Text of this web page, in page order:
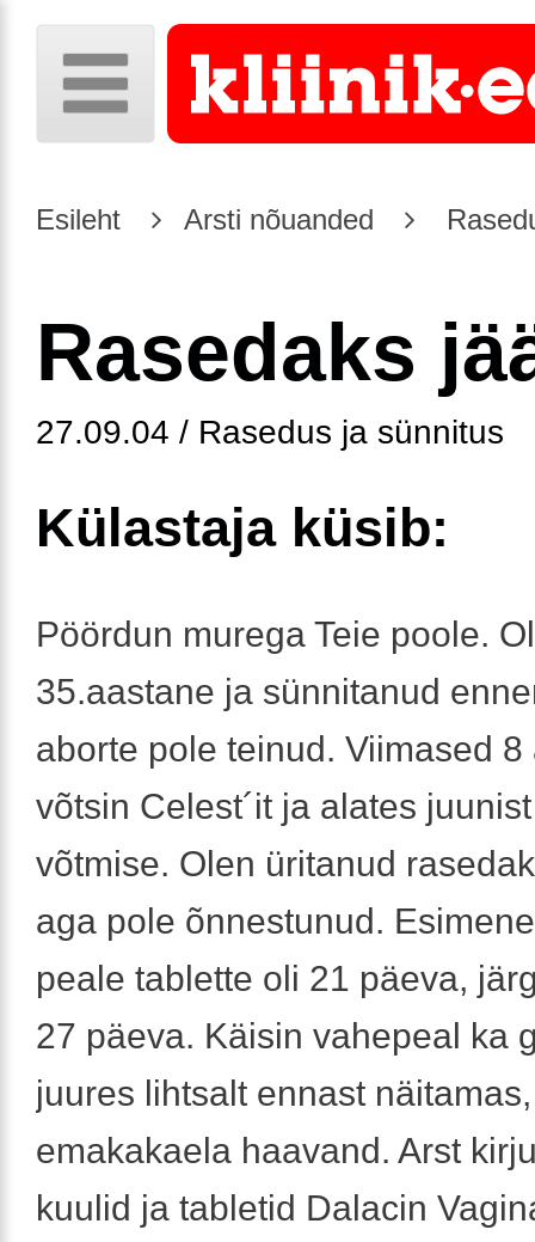
Esileht Arsti nõuanded
Rasedaks
27.09.04 / Rasedus ja sünnitus
Külastaja küsib:
Pöördun murega Teie poole.
35.aastane ja sünnitanud
aborte pole teinud. Viimased 8
võtsin Celest´it ja alates
võtmise. Olen üritanud
aga pole õnnestunud.
peale tablette oli 21 päeva,
27 päeva. Käisin vahepeal ka
juures lihtsalt ennast
emakakaela haavand. Arst
kuulid ja tabletid Dalacin